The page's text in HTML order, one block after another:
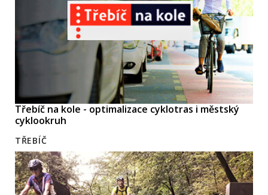
Třebíč na kole - optimalizace cyklotras i městský
cyklookruh
TŘEBÍČ